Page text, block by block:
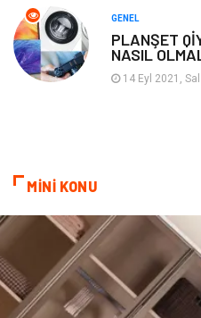
Anahtar Kelime
Hosting
Google Sıralama
GENEL
PLANŞET
NASIL
14 Eyl 2021, Sal
MİNİ KONU